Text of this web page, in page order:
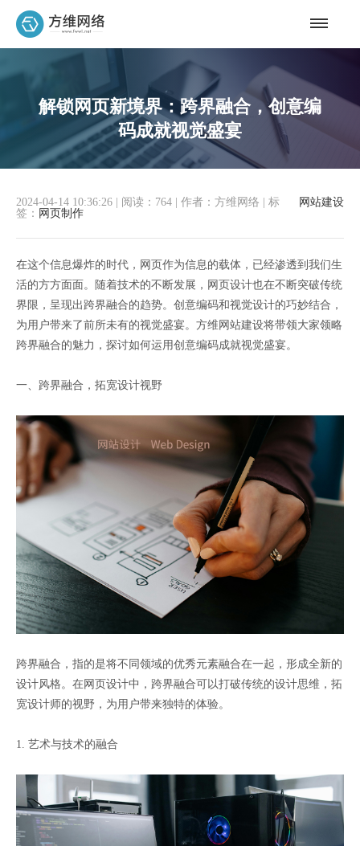
解锁网页新境界：跨界融合，创意编
码成就视觉盛宴
网站建设
2024-04-14 10:36:26 阅读：764 作者：方维网络
标
签： 网页制作
在这个信息爆炸的时代，网页作为信息的载体，已经渗透到我们生
活的方方面面。随着技术的不断发展，网页设计也在不断突破传统
界限，呈现出跨界融合的趋势。创意编码和视觉设计的巧妙结合，
为用户带来了前所未有的视觉盛宴。方维网站建设将带领大家领略
跨界融合的魅力，探讨如何运用创意编码成就视觉盛宴。
一、跨界融合，拓宽设计视野
跨界融合，指的是将不同领域的优秀元素融合在一起，形成全新的
设计风格。在网页设计中，跨界融合可以打破传统的设计思维，拓
宽设计师的视野，为用户带来独特的体验。
1. 艺术与技术的融合